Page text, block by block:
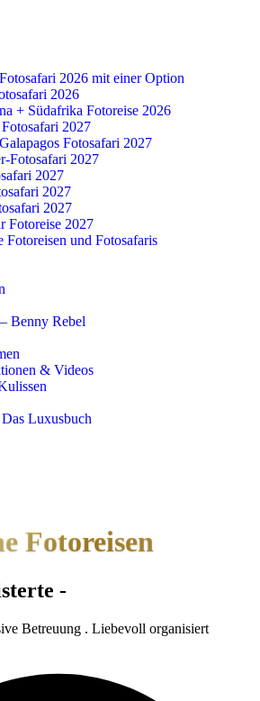
2026 mit einer Option
2026
+ Südafrika Fotoreise 2026
2027
Fotosafari 2027
Fotosafari 2027
2027
2027
2027
Fotoreise 2027
Fotoreisen und Fotosafaris
Benny Rebel
& Videos
Luxusbuch
Fotoreisen
-
Betreuung . Liebevoll organisiert